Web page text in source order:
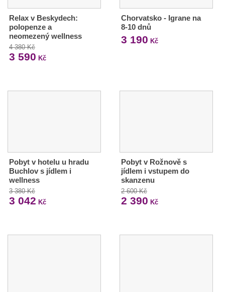
Relax v Beskydech:
polopenze a
neomezený wellness
4 380 Kč
3 590 Kč
Chorvatsko - Igrane na
8-10 dnů
3 190 Kč
Pobyt v hotelu u hradu
Buchlov s jídlem i
wellness
3 380 Kč
3 042 Kč
Pobyt v Rožnově s
jídlem i vstupem do
skanzenu
2 600 Kč
2 390 Kč